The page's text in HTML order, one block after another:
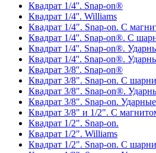
Квадрат 1/4''. Snap-on®
Квадрат 1/4''. Williams
Квадрат 1/4". Snap-on. С
Квадрат 1/4''. Snap-on®. С
Квадрат 1/4''. Snap-on®.
Квадрат 1/4''. Snap-on®.
Квадрат 3/8''. Snap-on®
Квадрат 3/8". Snap-on. С
Квадрат 3/8". Snap-on®.
Квадрат 3/8". Snap-on.
Квадрат 3/8" и 1/2". С
Квадрат 1/2". Snap-on.
Квадрат 1/2". Williams
Квадрат 1/2". Snap-on. С